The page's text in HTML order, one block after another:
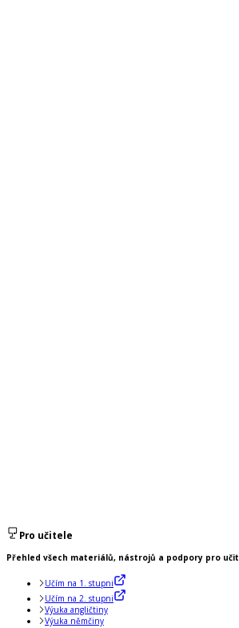
Pro učitele
Přehled všech materiálů, nástrojů a podpory pro
Učím na 1. stupni
Učím na 2. stupni
Výuka angličtiny
Výuka němčiny